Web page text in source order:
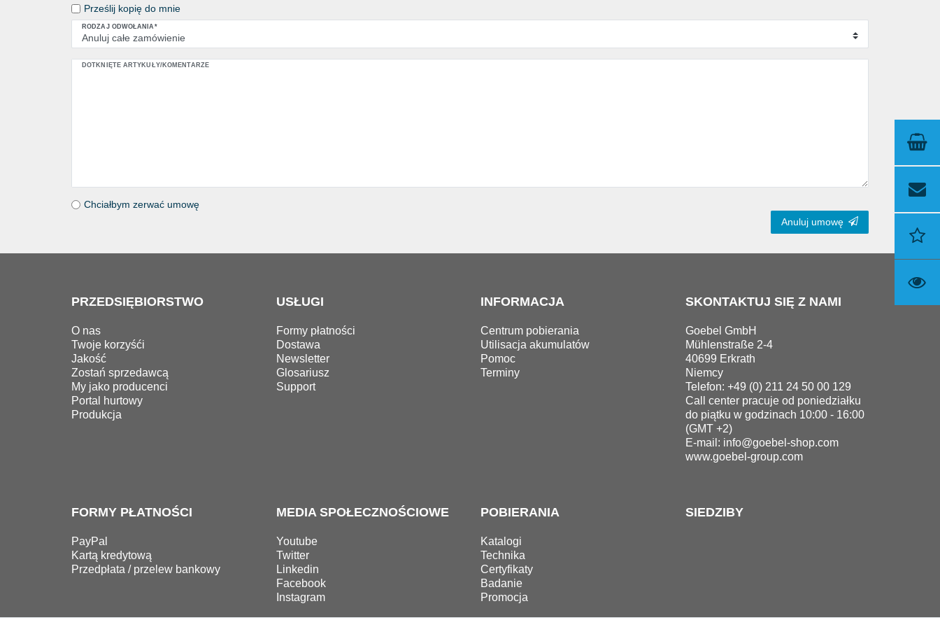
BEZPIECZEŃSTWO PRACZ
Prześlij kopię do mnie
RODZAJ ODWOŁANIA*
DOTKNIĘTE ARTYKUŁY/KOMENTARZE
Chciałbym zerwać umowę
Anuluj umowę
PRZEDSIĘBIORSTWO
O nas
Twoje korzyśći
Jakość
Zostań sprzedawcą
My jako producenci
Portal hurtowy
Produkcja
USŁUGI
Formy płatności
Dostawa
Newsletter
Glosariusz
Support
INFORMACJA
Centrum pobierania
Utilisacja akumulatów
Pomoc
Terminy
SKONTAKTUJ SIĘ Z NAMI
Goebel GmbH
Mühlenstraße 2-4
40699 Erkrath
Niemcy
Telefon: +49 (0) 211 24 50 00 129
Call center pracuje od poniedziałku
do piątku w godzinach 10:00 - 16:00
(GMT +2)
E-mail: info@goebel-shop.com
www.goebel-group.com
FORMY PŁATNOŚCI
PayPal
Kartą kredytową
Przedpłata / przelew bankowy
MEDIA SPOŁECZNOŚCIOWE
Youtube
Twitter
Linkedin
Facebook
Instagram
POBIERANIA
Katalogi
Technika
Certyfikaty
Badanie
Promocja
SIEDZIBY